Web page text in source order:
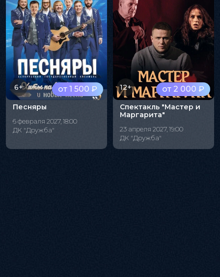
от 1 500 ₽
6+
Песняры
6 февраля 2027, 18:00
ДК "Дружба"
от 2 000 ₽
12+
Спектакль "Мастер и
Маргарита"
23 апреля 2027, 19:00
ДК "Дружба"